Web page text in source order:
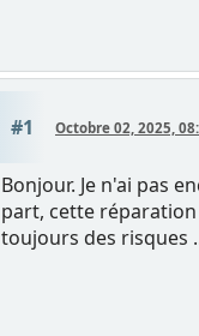
#1 Octobre 02, 2025,
Bonjour. Je n'ai pas
part, cette
toujours des risques